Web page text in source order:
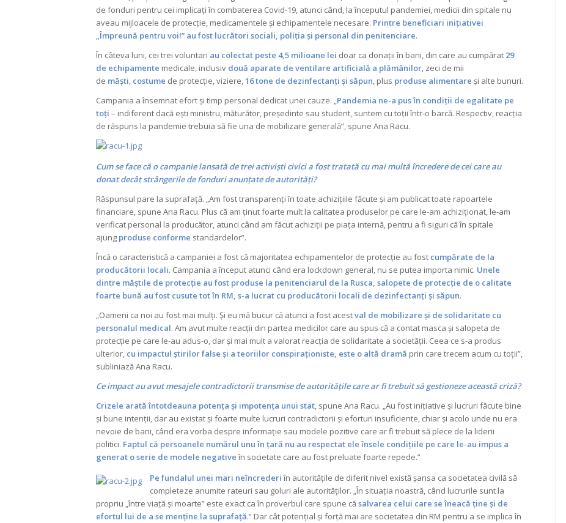
de fonduri pentru cei implicați în combaterea Covid-19, atunci când, la începutul pandemiei, medicii din spitale nu
aveau mijloacele de protecție, medicamentele și echipamentele necesare. Printre beneficiari inițiativei
„Împreună pentru voi!” au fost lucrători sociali, poliția și personal din penitenciare.
În câteva luni, cei trei voluntari au colectat peste 4,5 milioane lei doar ca donații în bani, din care au cumpărat 29
de echipamente medicale, inclusiv două aparate de ventilare artificială a plămânilor, zeci de mii
de măști, costume de protecție, viziere,16 tone de dezinfectanți și săpun, plus produse alimentare și alte bunuri.
Campania a însemnat efort și timp personal dedicat unei cauze. „Pandemia ne-a pus în condiții de egalitate pe
toți – indiferent dacă ești ministru, măturător, președinte sau student, suntem cu toții într-o barcă. Respectiv, reacția
de răspuns la pandemie trebuia să fie una de mobilizare generală”, spune Ana Racu.
Cum se face că o campanie lansată de trei activiști civici a fost tratată cu mai multă încredere de cei care au
donat decât strângerile de fonduri anunțate de autorități?
Răspunsul pare la suprafață. „Am fost transparenți în toate achizițiile făcute și am publicat toate rapoartele
financiare, spune Ana Racu. Plus că am ținut foarte mult la calitatea produselor pe care le-am achiziționat, le-am
verificat personal la producător, atunci când am făcut achiziții pe piața internă, pentru a fi siguri că în spitale
ajung produse conforme standardelor”.
Încă o caracteristică a campaniei a fost că majoritatea echipamentelor de protecție au fost cumpărate de la
producătorii locali. Campania a început atunci când era lockdown general, nu se putea importa nimic. Unele
dintre măștile de protecție au fost produse la penitenciarul de la Rusca, salopete de protecție de o calitate
foarte bună au fost cusute tot în RM, s-a lucrat cu producătorii locali de dezinfectanți și săpun.
„Oameni ca noi au fost mai mulți. Și eu mă bucur că atunci a fost acestval de mobilizare și de solidaritate cu
personalul medical. Am avut multe reacții din partea medicilor care au spus că a contat masca și salopeta de
protecție pe care le-au adus-o, dar și mai mult a valorat reacția de solidaritate a societății. Ceea ce s-a produs
ulterior, cu impactul știrilor false și a teoriilor conspiraționiste, este o altă dramă prin care trecem acum cu toții”,
subliniază Ana Racu.
Ce impact au avut mesajele contradictorii transmise de autoritățile care ar fi trebuit să gestioneze această criză?
Crizele arată întotdeauna potența și impotența unui stat, spune Ana Racu. „Au fost inițiative și lucruri făcute bine
și bune intenții, dar au existat și foarte multe lucruri contradictorii și eforturi insuficiente, chiar și acolo unde nu era
nevoie de bani, când era vorba despre informație sau modele pozitive care ar fi trebuit să plece de la liderii
politici. Faptul că persoanele numărul unu în țară nu au respectat ele însele condițiile pe care le-au impus a
generat o serie de modele negativeîn societate care au fost preluate foarte repede.”
Pe fundalul unei mari neîncrederiîn autoritățile de diferit nivel există șansa ca societatea civilă să
completeze anumite rateuri sau goluri ale autorităților. „În situația noastră, când lucrurile sunt la
propriu „între viață și moarte” este exact ca în proverbul care spune căsalvarea celui care se îneacă ține și de
efortul lui de a se menține la suprafață.” Dar cât potențial și forță mai are societatea din RM pentru a se implica în